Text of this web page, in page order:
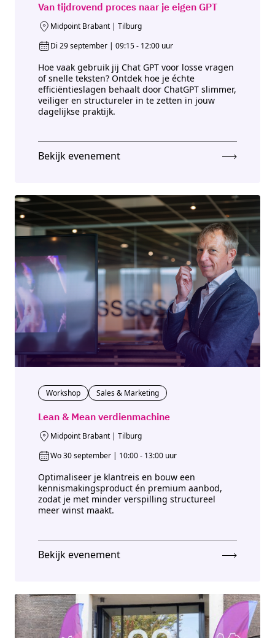
Van tijdrovend proces naar je eigen GPT
Midpoint Brabant | Tilburg
Di 29 september | 09:15 - 12:00 uur
Hoe vaak gebruik jij Chat GPT voor losse vragen
of snelle teksten? Ontdek hoe je échte
efficiëntieslagen behaalt door ChatGPT slimmer,
veiliger en structureler in te zetten in jouw
dagelijkse praktijk.
Bekijk evenement
Lean & Mean verdienmachine
Workshop Sales & Marketing
Midpoint Brabant | Tilburg
Wo 30 september | 10:00 - 13:00 uur
Optimaliseer je klantreis en bouw een
kennismakingsproduct én premium aanbod,
zodat je met minder verspilling structureel
meer winst maakt.
Bekijk evenement